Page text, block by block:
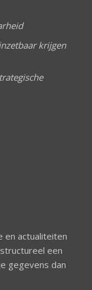
krijgen
en actualiteiten
een
gegevens dan